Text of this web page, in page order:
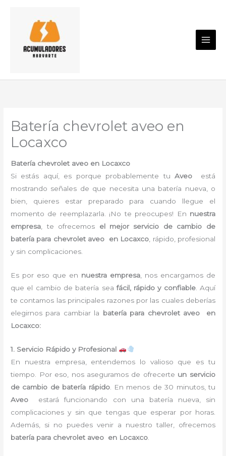
contenido
Batería chevrolet aveo en
Locaxco
Batería chevrolet aveo en Locaxco
Si estás aquí, es porque probablemente tuAveo
está
mostrando señales de que necesita una batería nueva, o
bien, quieres estar preparado para cuando llegue el
momento de reemplazarla. ¡No te preocupes! En nuestra
empresa, te ofrecemos el mejor servicio de cambio de
batería para chevrolet aveo en Locaxco, rápido, profesional
y sin complicaciones.
Es por eso que en nuestra empresa , nos encargamos de
que el cambio de batería seafácil, rápido y confiable. Aquí
te contamos las principales razones por las cuales deberías
elegirnos para cambiar la batería para chevrolet aveo en
Locaxco:
1. Servicio Rápido y Profesional
En nuestra empresa, entendemos lo valioso que es tu
tiempo. Por eso, nos aseguramos de ofrecerte un servicio
de cambio de batería rápido. En menos de 30 minutos, tu
Aveo
estará funcionando con una batería nueva, sin
complicaciones y sin que tengas que esperar por horas.
Además, si no puedes venir a nuestro taller, ofrecemos
batería para chevrolet aveo en Locaxco